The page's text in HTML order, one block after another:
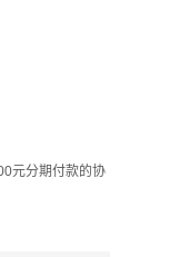
元分期付款的协